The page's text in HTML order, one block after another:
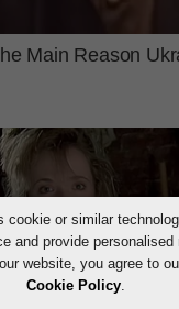
cookie or similar
and provide
website, you agree to
Cookie Policy.